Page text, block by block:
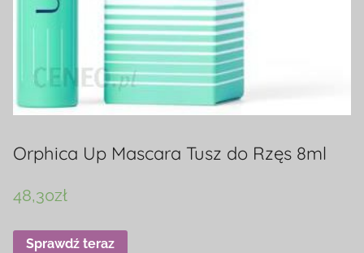
Orphica Up Mascara Tusz do Rzęs 8ml
48,30zł
Sprawdź teraz